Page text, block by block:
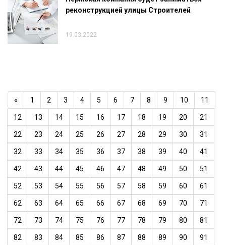
реконструкцией улицы Строителей
19.03.2022
« 1 2 3 4 5 6 7 8 9 10 11
12 13 14 15 16 17 18 19 20 21
22 23 24 25 26 27 28 29 30 31
32 33 34 35 36 37 38 39 40 41
42 43 44 45 46 47 48 49 50 51
52 53 54 55 56 57 58 59 60 61
62 63 64 65 66 67 68 69 70 71
72 73 74 75 76 77 78 79 80 81
82 83 84 85 86 87 88 89 90 91